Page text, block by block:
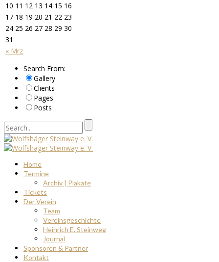
« Mrz
10 11 12 13 14 15 16
17 18 19 20 21 22 23
24 25 26 27 28 29 30
31
Search From:
Gallery
Clients
Pages
Posts
Home
Termine
Archiv | Plakate
Tickets
Der Verein
Team
Vereinsgeschichte
Heinrich E. Steinweg
Journal
Sponsoren & Partner
Kontakt